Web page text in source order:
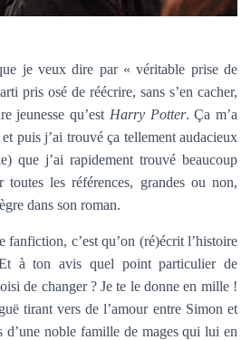
je veux dire par « véritable prise de
pris osé de réécrire, sans s’en cacher,
jeunesse qu’est Harry Potter. Ça m’a
puis j’ai trouvé ça tellement audacieux
que j’ai rapidement trouvé beaucoup
toutes les références, grandes ou non,
dans son roman.
fanfiction, c’est qu’on (ré)écrit l’histoire
à ton avis quel point particulier de
de changer ? Je te le donne en mille !
tirant vers de l’amour entre Simon et
noble famille de mages qui lui en